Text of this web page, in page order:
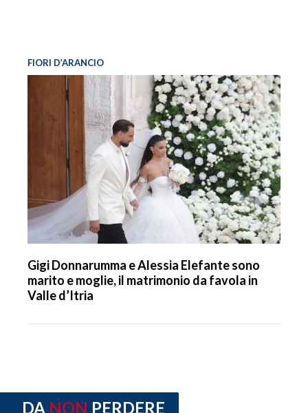
FIORI D’ARANCIO
Gigi Donnarumma e Alessia Elefante sono
marito e moglie, il matrimonio da favola in
Valle d’Itria
DA NON PERDERE